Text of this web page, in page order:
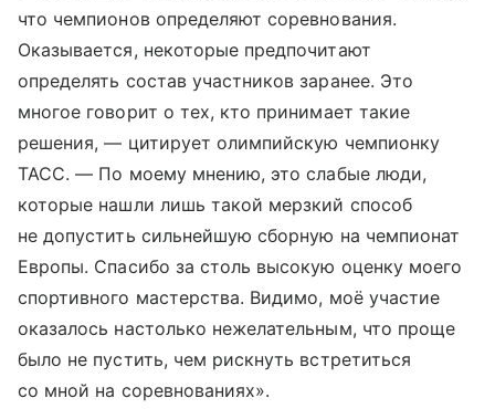
что чемпионов определяют соревнования.
Оказывается, некоторые предпочитают
определять состав участников заранее. Это
многое говорит о тех, кто принимает такие
решения, — цитирует олимпийскую чемпионку
ТАСС. — По моему мнению, это слабые люди,
которые нашли лишь такой мерзкий способ
не допустить сильнейшую сборную на чемпионат
Европы. Спасибо за столь высокую оценку моего
спортивного мастерства. Видимо, моё участие
оказалось настолько нежелательным, что проще
было не пустить, чем рискнуть встретиться
со мной на соревнованиях».